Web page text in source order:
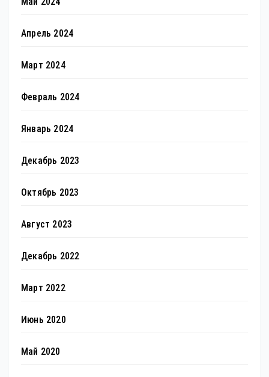
Апрель 2024
Март 2024
Февраль 2024
Январь 2024
Декабрь 2023
Октябрь 2023
Август 2023
Декабрь 2022
Март 2022
Июнь 2020
Май 2020